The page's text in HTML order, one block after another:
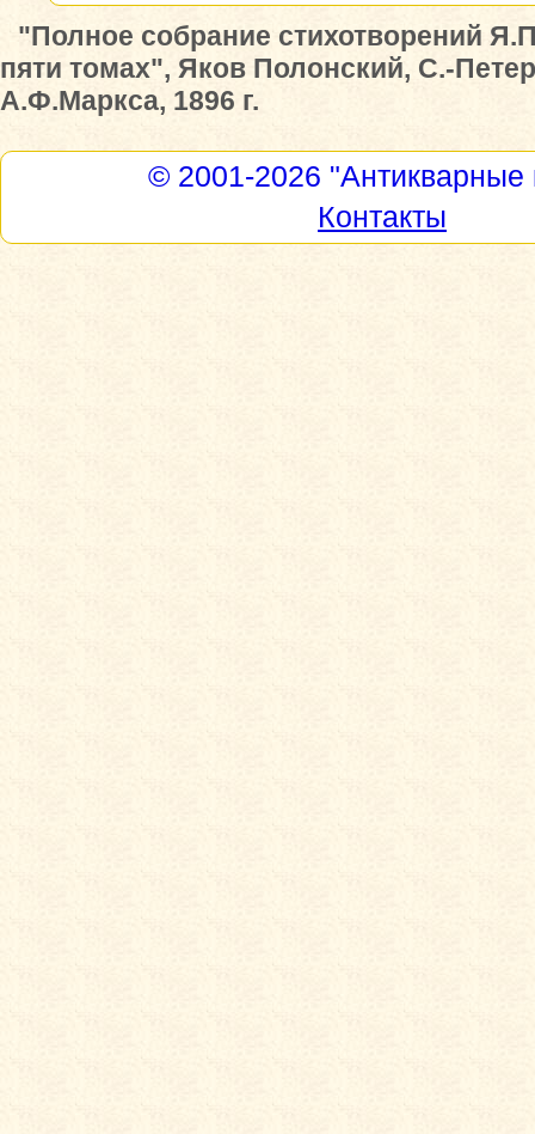
"Полное собрание стихотворений
пяти томах", Яков Полонский, С.-
А.Ф.Маркса, 1896 г.
© 2001-2026 "Антикварные
Контакты